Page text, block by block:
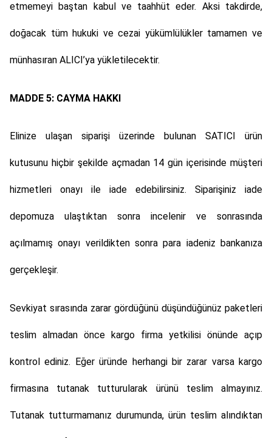
etmemeyi baştan kabul ve taahhüt eder. Aksi takdirde,
doğacak tüm hukuki ve cezai yükümlülükler tamamen ve
münhasıran ALICI’ya yükletilecektir.
MADDE 5: CAYMA HAKKI
Elinize ulaşan siparişi üzerinde bulunan SATICI ürün
kutusunu hiçbir şekilde açmadan 14 gün içerisinde müşteri
hizmetleri onayı ile iade edebilirsiniz. Siparişiniz iade
depomuza ulaştıktan sonra incelenir ve sonrasında
açılmamış onayı verildikten sonra para iadeniz bankanıza
gerçekleşir.
Sevkiyat sırasında zarar gördüğünü düşündüğünüz paketleri
teslim almadan önce kargo firma yetkilisi önünde açıp
kontrol ediniz. Eğer üründe herhangi bir zarar varsa kargo
firmasına tutanak tutturularak ürünü teslim almayınız.
Tutanak tutturmamanız durumunda, ürün teslim alındıktan